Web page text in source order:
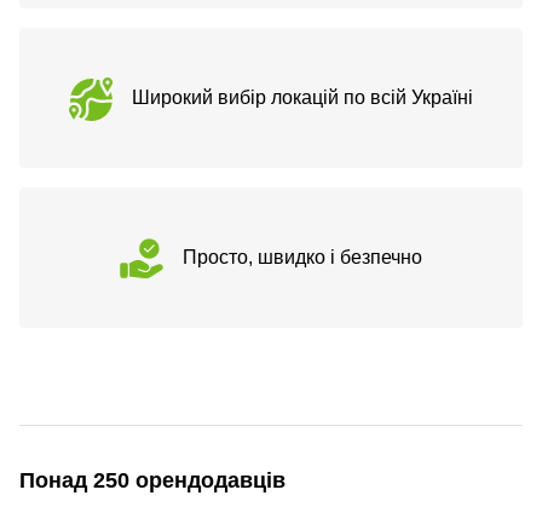
Широкий вибір локацій по всій Україні
Просто, швидко і безпечно
Понад 250 орендодавців